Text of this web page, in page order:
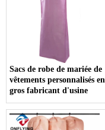
Sacs de robe de mariée de
vêtements personnalisés en
gros fabricant d'usine